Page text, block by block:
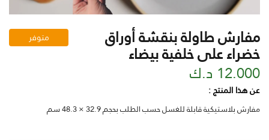
مفارش طاولة بنقشة أوراق
خضراء على خلفية بيضاء
متوفر
12.000 د.ك
عن هذا المنتج :
مفارش بلاستيكية قابلة للغسل حسب الطلب بحجم 32.9 × 48.3 سم